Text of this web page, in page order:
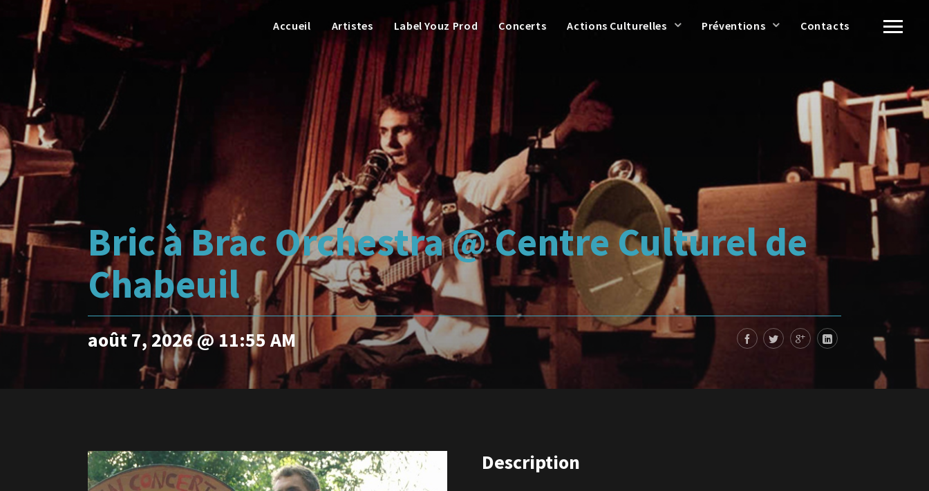
Accueil Artistes Label Youz Prod Concerts Actions Culturelles Préventions Contacts
Bric à Brac Orchestra @ Centre Culturel de
Chabeuil
août 7, 2026 @ 11:55 AM
Description